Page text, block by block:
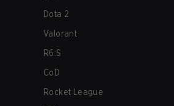
Dota 2
Valorant
R6:S
CoD
Rocket League